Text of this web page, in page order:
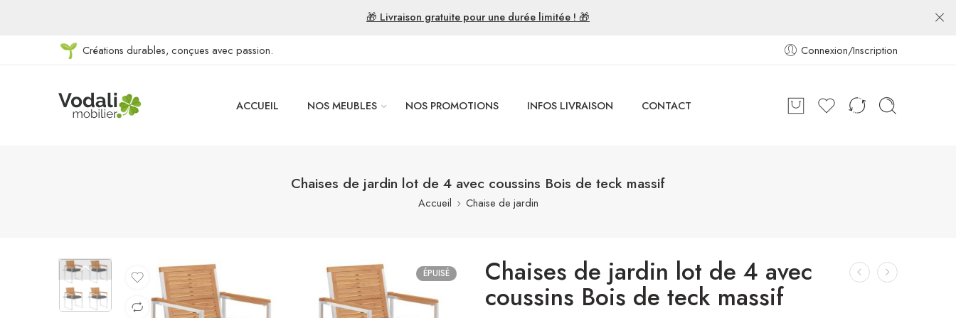
🎁 Livraison gratuite pour une durée limitée ! 🎁
Créations durables, conçues avec passion. Connexion/Inscription
ACCUEIL NOS MEUBLES NOS PROMOTIONS INFOS LIVRAISON CONTACT
Chaises de jardin lot de 4 avec coussins Bois de teck massif
Accueil Chaise de jardin
ÉPUISÉ Chaises de jardin lot de 4 avec
coussins Bois de teck massif